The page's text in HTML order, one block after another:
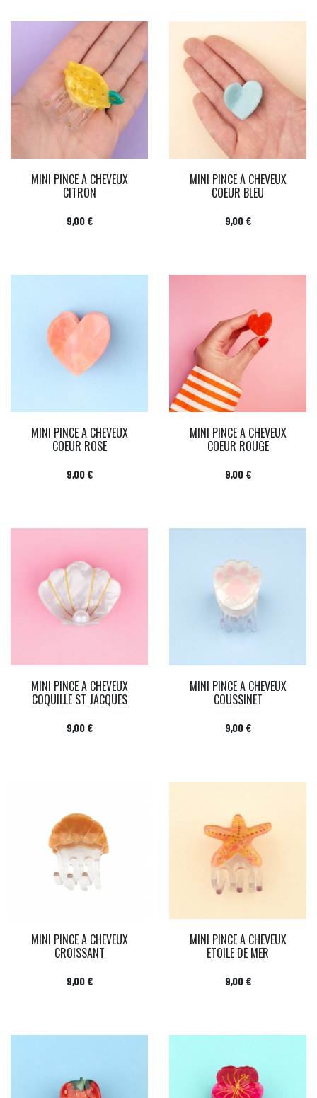
MINI PINCE A CHEVEUX
CITRON
Prix
9,00 €
MINI PINCE A CHEVEUX
COEUR BLEU
Prix
9,00 €
MINI PINCE A CHEVEUX
COEUR ROSE
Prix
9,00 €
MINI PINCE A CHEVEUX
COEUR ROUGE
Prix
9,00 €
MINI PINCE A CHEVEUX
COQUILLE ST JACQUES
Prix
9,00 €
MINI PINCE A CHEVEUX
COUSSINET
Prix
9,00 €
MINI PINCE A CHEVEUX
CROISSANT
Prix
9,00 €
MINI PINCE A CHEVEUX
ETOILE DE MER
Prix
9,00 €